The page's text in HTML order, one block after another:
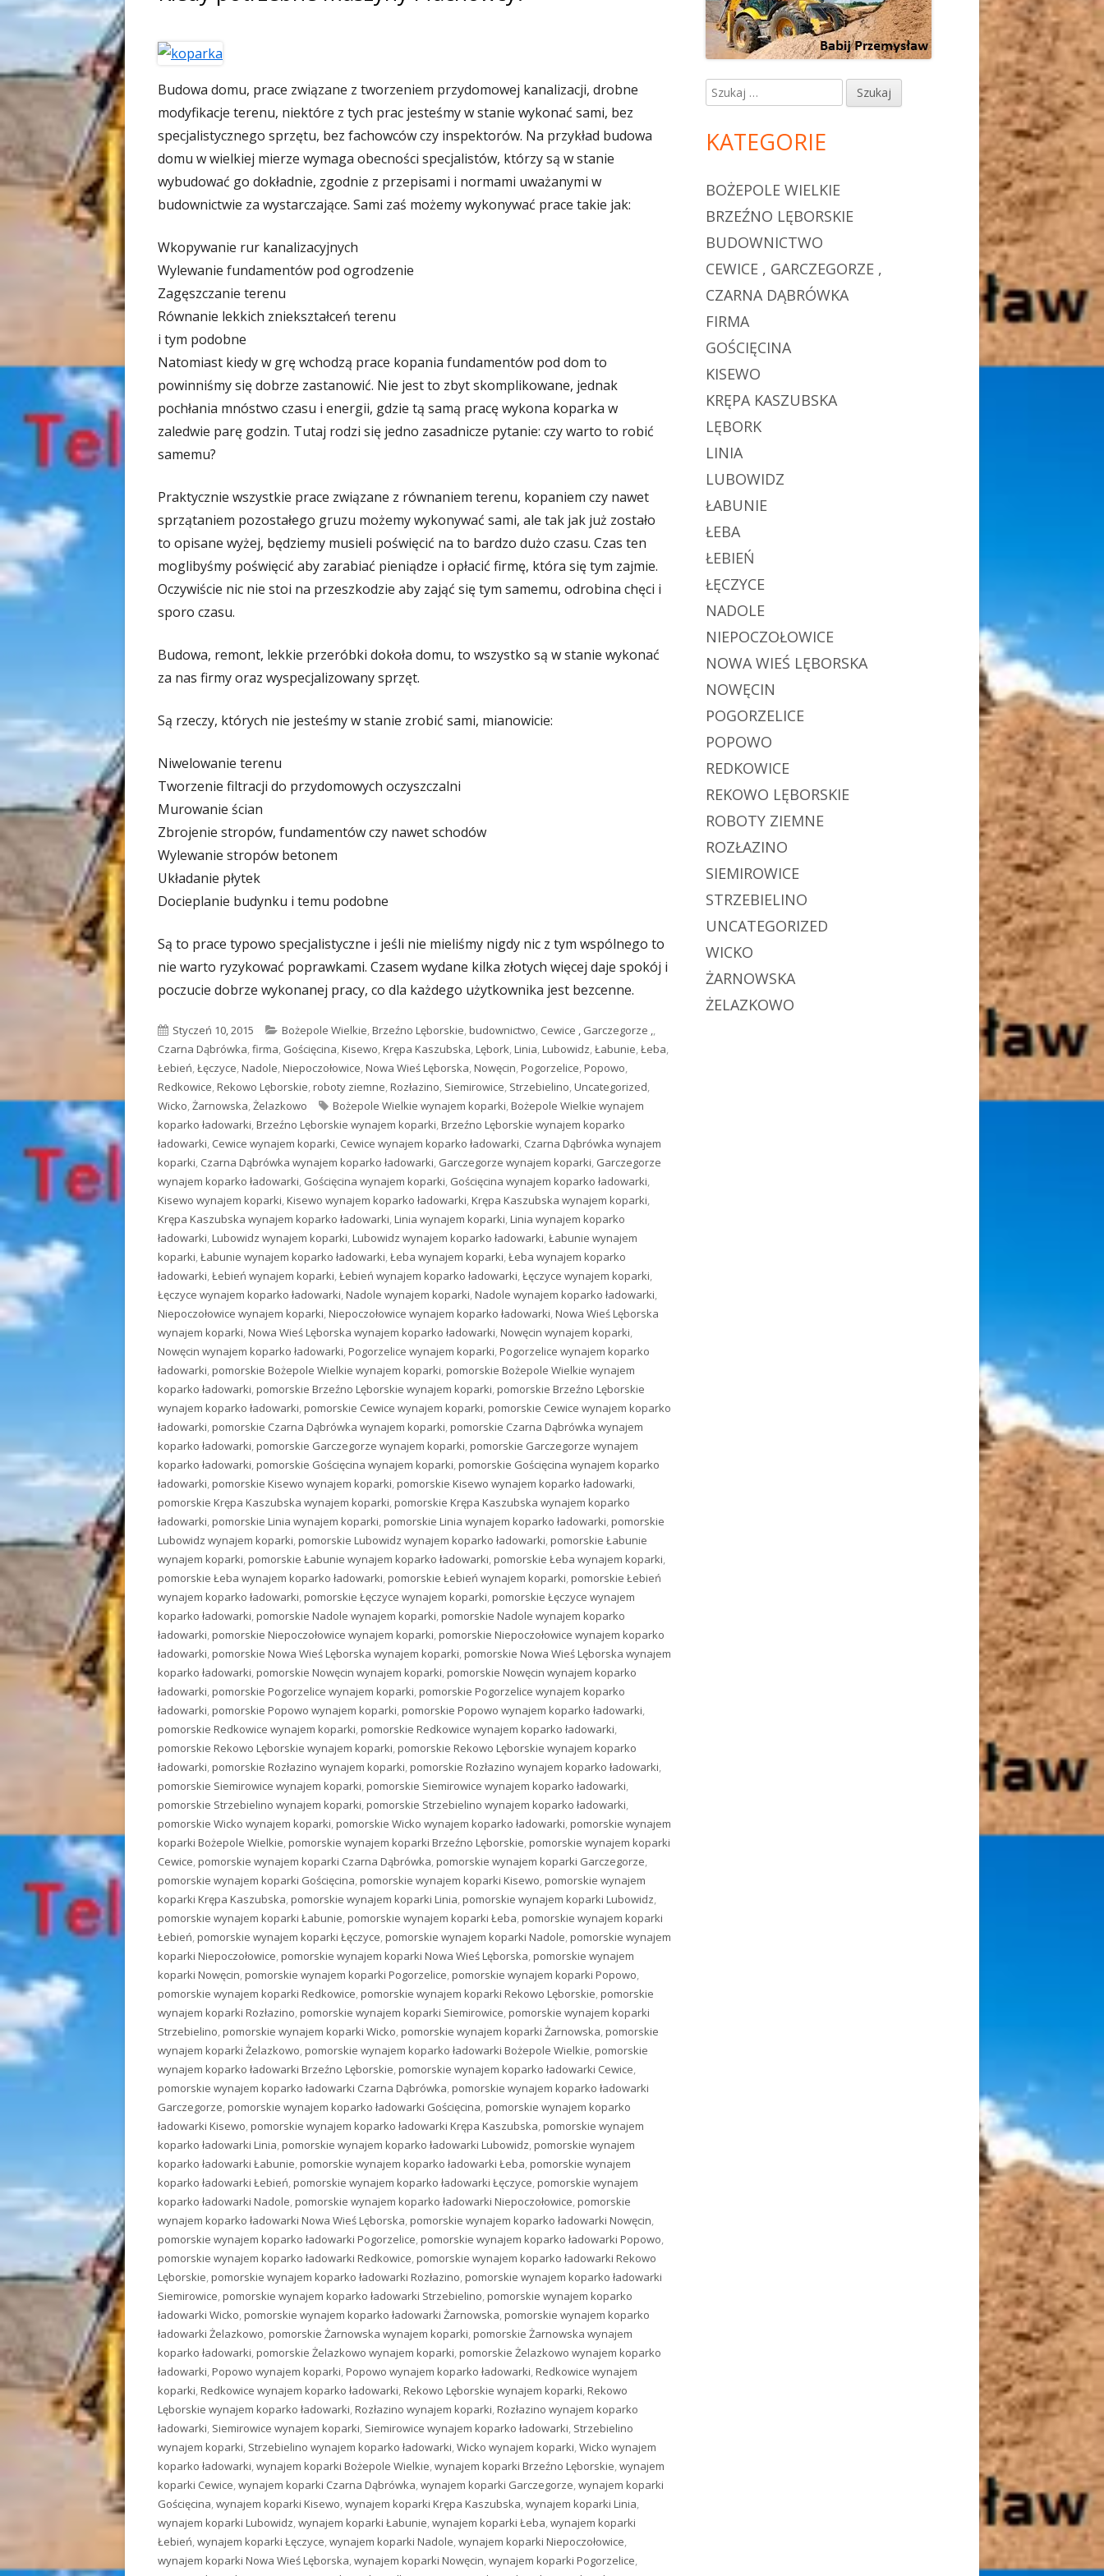
Budowa domu, prace związane z tworzeniem przydomowej kanalizacji, drobne
modyfikacje terenu, niektóre z tych prac jesteśmy w stanie wykonać sami, bez
specjalistycznego sprzętu, bez fachowców czy inspektorów. Na przykład budowa
domu w wielkiej mierze wymaga obecności specjalistów, którzy są w stanie
wybudować go dokładnie, zgodnie z przepisami i normami uważanymi w
budownictwie za wystarczające. Sami zaś możemy wykonywać prace takie jak:
Wkopywanie rur kanalizacyjnych
Wylewanie fundamentów pod ogrodzenie
Zagęszczanie terenu
Równanie lekkich zniekształceń terenu
i tym podobne
Natomiast kiedy w grę wchodzą prace kopania fundamentów pod dom to
powinniśmy się dobrze zastanowić. Nie jest to zbyt skomplikowane, jednak
pochłania mnóstwo czasu i energii, gdzie tą samą pracę wykona koparka w
zaledwie parę godzin. Tutaj rodzi się jedno zasadnicze pytanie: czy warto to robić
samemu?
Praktycznie wszystkie prace związane z równaniem terenu, kopaniem czy nawet
sprzątaniem pozostałego gruzu możemy wykonywać sami, ale tak jak już zostało
to opisane wyżej, będziemy musieli poświęcić na to bardzo dużo czasu. Czas ten
moglibyśmy poświęcić aby zarabiać pieniądze i opłacić firmę, która się tym zajmie.
Oczywiście nic nie stoi na przeszkodzie aby zająć się tym samemu, odrobina chęci i
sporo czasu.
Budowa, remont, lekkie przeróbki dokoła domu, to wszystko są w stanie wykonać
za nas firmy oraz wyspecjalizowany sprzęt.
Są rzeczy, których nie jesteśmy w stanie zrobić sami, mianowicie:
Niwelowanie terenu
Tworzenie filtracji do przydomowych oczyszczalni
Murowanie ścian
Zbrojenie stropów, fundamentów czy nawet schodów
Wylewanie stropów betonem
Układanie płytek
Docieplanie budynku i temu podobne
Są to prace typowo specjalistyczne i jeśli nie mieliśmy nigdy nic z tym wspólnego to
nie warto ryzykować poprawkami. Czasem wydane kilka złotych więcej daje spokój i
poczucie dobrze wykonanej pracy, co dla każdego użytkownika jest bezcenne.
Opublikowano
Styczeń 10, 2015 Kategorie
Bożepole Wielkie,Brzeźno Lęborskie,budownictwo, Cewice , Garczegorze ,,
Czarna Dąbrówka,firma, Gościęcina,Kisewo,Krępa Kaszubska,Lębork,Linia,Lubowidz,Łabunie,Łeba,
Łebień,Łęczyce,Nadole,Niepoczołowice,Nowa Wieś Lęborska,Nowęcin,Pogorzelice,Popowo,
Redkowice,Rekowo Lęborskie,roboty ziemne,Rozłazino, Siemirowice, Strzebielino,Uncategorized,
Wicko,Żarnowska,Żelazkowo Tagi
Bożepole Wielkie wynajem koparki,Bożepole Wielkie wynajem
koparko ładowarki,Brzeźno Lęborskie wynajem koparki,Brzeźno Lęborskie wynajem koparko
ładowarki, Cewice wynajem koparki, Cewice wynajem koparko ładowarki, Czarna Dąbrówka wynajem
koparki, Czarna Dąbrówka wynajem koparko ładowarki, Garczegorze wynajem koparki, Garczegorze
wynajem koparko ładowarki, Gościęcina wynajem koparki, Gościęcina wynajem koparko ładowarki,
Kisewo wynajem koparki,Kisewo wynajem koparko ładowarki,Krępa Kaszubska wynajem koparki,
Krępa Kaszubska wynajem koparko ładowarki,Linia wynajem koparki,Linia wynajem koparko
ładowarki,Lubowidz wynajem koparki,Lubowidz wynajem koparko ładowarki,Łabunie wynajem
koparki,Łabunie wynajem koparko ładowarki,Łeba wynajem koparki,Łeba wynajem koparko
ładowarki,Łebień wynajem koparki,Łebień wynajem koparko ładowarki,Łęczyce wynajem koparki,
Łęczyce wynajem koparko ładowarki,Nadole wynajem koparki,Nadole wynajem koparko ładowarki,
Niepoczołowice wynajem koparki,Niepoczołowice wynajem koparko ładowarki,Nowa Wieś Lęborska
wynajem koparki,Nowa Wieś Lęborska wynajem koparko ładowarki,Nowęcin wynajem koparki,
Nowęcin wynajem koparko ładowarki,Pogorzelice wynajem koparki,Pogorzelice wynajem koparko
ładowarki,pomorskie Bożepole Wielkie wynajem koparki,pomorskie Bożepole Wielkie wynajem
koparko ładowarki,pomorskie Brzeźno Lęborskie wynajem koparki,pomorskie Brzeźno Lęborskie
wynajem koparko ładowarki,pomorskie Cewice wynajem koparki,pomorskie Cewice wynajem koparko
ładowarki,pomorskie Czarna Dąbrówka wynajem koparki,pomorskie Czarna Dąbrówka wynajem
koparko ładowarki,pomorskie Garczegorze wynajem koparki,pomorskie Garczegorze wynajem
koparko ładowarki,pomorskie Gościęcina wynajem koparki,pomorskie Gościęcina wynajem koparko
ładowarki,pomorskie Kisewo wynajem koparki,pomorskie Kisewo wynajem koparko ładowarki,
pomorskie Krępa Kaszubska wynajem koparki,pomorskie Krępa Kaszubska wynajem koparko
ładowarki,pomorskie Linia wynajem koparki,pomorskie Linia wynajem koparko ładowarki,pomorskie
Lubowidz wynajem koparki,pomorskie Lubowidz wynajem koparko ładowarki,pomorskie Łabunie
wynajem koparki,pomorskie Łabunie wynajem koparko ładowarki,pomorskie Łeba wynajem koparki,
pomorskie Łeba wynajem koparko ładowarki,pomorskie Łebień wynajem koparki,pomorskie Łebień
wynajem koparko ładowarki,pomorskie Łęczyce wynajem koparki,pomorskie Łęczyce wynajem
koparko ładowarki,pomorskie Nadole wynajem koparki,pomorskie Nadole wynajem koparko
ładowarki,pomorskie Niepoczołowice wynajem koparki,pomorskie Niepoczołowice wynajem koparko
ładowarki,pomorskie Nowa Wieś Lęborska wynajem koparki,pomorskie Nowa Wieś Lęborska wynajem
koparko ładowarki,pomorskie Nowęcin wynajem koparki,pomorskie Nowęcin wynajem koparko
ładowarki,pomorskie Pogorzelice wynajem koparki,pomorskie Pogorzelice wynajem koparko
ładowarki,pomorskie Popowo wynajem koparki,pomorskie Popowo wynajem koparko ładowarki,
pomorskie Redkowice wynajem koparki,pomorskie Redkowice wynajem koparko ładowarki,
pomorskie Rekowo Lęborskie wynajem koparki,pomorskie Rekowo Lęborskie wynajem koparko
ładowarki,pomorskie Rozłazino wynajem koparki,pomorskie Rozłazino wynajem koparko ładowarki,
pomorskie Siemirowice wynajem koparki,pomorskie Siemirowice wynajem koparko ładowarki,
pomorskie Strzebielino wynajem koparki,pomorskie Strzebielino wynajem koparko ładowarki,
pomorskie Wicko wynajem koparki,pomorskie Wicko wynajem koparko ładowarki,pomorskie wynajem
koparki Bożepole Wielkie,pomorskie wynajem koparki Brzeźno Lęborskie,pomorskie wynajem koparki
Cewice,pomorskie wynajem koparki Czarna Dąbrówka,pomorskie wynajem koparki Garczegorze,
pomorskie wynajem koparki Gościęcina,pomorskie wynajem koparki Kisewo,pomorskie wynajem
koparki Krępa Kaszubska,pomorskie wynajem koparki Linia,pomorskie wynajem koparki Lubowidz,
pomorskie wynajem koparki Łabunie,pomorskie wynajem koparki Łeba,pomorskie wynajem koparki
Łebień,pomorskie wynajem koparki Łęczyce,pomorskie wynajem koparki Nadole,pomorskie wynajem
koparki Niepoczołowice,pomorskie wynajem koparki Nowa Wieś Lęborska,pomorskie wynajem
koparki Nowęcin,pomorskie wynajem koparki Pogorzelice,pomorskie wynajem koparki Popowo,
pomorskie wynajem koparki Redkowice,pomorskie wynajem koparki Rekowo Lęborskie,pomorskie
wynajem koparki Rozłazino,pomorskie wynajem koparki Siemirowice,pomorskie wynajem koparki
Strzebielino,pomorskie wynajem koparki Wicko,pomorskie wynajem koparki Żarnowska,pomorskie
wynajem koparki Żelazkowo,pomorskie wynajem koparko ładowarki Bożepole Wielkie,pomorskie
wynajem koparko ładowarki Brzeźno Lęborskie,pomorskie wynajem koparko ładowarki Cewice,
pomorskie wynajem koparko ładowarki Czarna Dąbrówka,pomorskie wynajem koparko ładowarki
Garczegorze,pomorskie wynajem koparko ładowarki Gościęcina,pomorskie wynajem koparko
ładowarki Kisewo,pomorskie wynajem koparko ładowarki Krępa Kaszubska,pomorskie wynajem
koparko ładowarki Linia,pomorskie wynajem koparko ładowarki Lubowidz,pomorskie wynajem
koparko ładowarki Łabunie,pomorskie wynajem koparko ładowarki Łeba,pomorskie wynajem
koparko ładowarki Łebień,pomorskie wynajem koparko ładowarki Łęczyce,pomorskie wynajem
koparko ładowarki Nadole,pomorskie wynajem koparko ładowarki Niepoczołowice,pomorskie
wynajem koparko ładowarki Nowa Wieś Lęborska,pomorskie wynajem koparko ładowarki Nowęcin,
pomorskie wynajem koparko ładowarki Pogorzelice,pomorskie wynajem koparko ładowarki Popowo,
pomorskie wynajem koparko ładowarki Redkowice,pomorskie wynajem koparko ładowarki Rekowo
Lęborskie,pomorskie wynajem koparko ładowarki Rozłazino,pomorskie wynajem koparko ładowarki
Siemirowice,pomorskie wynajem koparko ładowarki Strzebielino,pomorskie wynajem koparko
ładowarki Wicko,pomorskie wynajem koparko ładowarki Żarnowska,pomorskie wynajem koparko
ładowarki Żelazkowo,pomorskie Żarnowska wynajem koparki,pomorskie Żarnowska wynajem
koparko ładowarki,pomorskie Żelazkowo wynajem koparki,pomorskie Żelazkowo wynajem koparko
ładowarki,Popowo wynajem koparki,Popowo wynajem koparko ładowarki,Redkowice wynajem
koparki,Redkowice wynajem koparko ładowarki,Rekowo Lęborskie wynajem koparki,Rekowo
Lęborskie wynajem koparko ładowarki,Rozłazino wynajem koparki,Rozłazino wynajem koparko
ładowarki, Siemirowice wynajem koparki, Siemirowice wynajem koparko ładowarki, Strzebielino
wynajem koparki, Strzebielino wynajem koparko ładowarki,Wicko wynajem koparki,Wicko wynajem
koparko ładowarki,wynajem koparki Bożepole Wielkie,wynajem koparki Brzeźno Lęborskie,wynajem
koparki Cewice,wynajem koparki Czarna Dąbrówka,wynajem koparki Garczegorze,wynajem koparki
Gościęcina,wynajem koparki Kisewo,wynajem koparki Krępa Kaszubska,wynajem koparki Linia,
wynajem koparki Lubowidz,wynajem koparki Łabunie,wynajem koparki Łeba,wynajem koparki
Łebień,wynajem koparki Łęczyce,wynajem koparki Nadole,wynajem koparki Niepoczołowice,
wynajem koparki Nowa Wieś Lęborska,wynajem koparki Nowęcin,wynajem koparki Pogorzelice,
Szukaj:
KATEGORIE
BOŻEPOLE WIELKIE
BRZEŹNO LĘBORSKIE
BUDOWNICTWO
CEWICE , GARCZEGORZE ,
CZARNA DĄBRÓWKA
FIRMA
GOŚCIĘCINA
KISEWO
KRĘPA KASZUBSKA
LĘBORK
LINIA
LUBOWIDZ
ŁABUNIE
ŁEBA
ŁEBIEŃ
ŁĘCZYCE
NADOLE
NIEPOCZOŁOWICE
NOWA WIEŚ LĘBORSKA
NOWĘCIN
POGORZELICE
POPOWO
REDKOWICE
REKOWO LĘBORSKIE
ROBOTY ZIEMNE
ROZŁAZINO
SIEMIROWICE
STRZEBIELINO
UNCATEGORIZED
WICKO
ŻARNOWSKA
ŻELAZKOWO